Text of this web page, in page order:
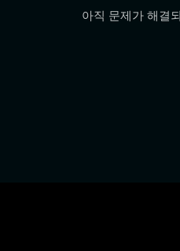
아직 문제가 해결